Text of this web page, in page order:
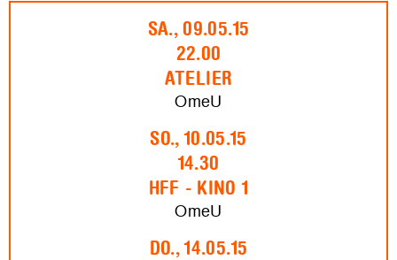
SA., 09.05.15
22.00
ATELIER
OmeU
SO., 10.05.15
14.30
HFF - KINO 1
OmeU
DO., 14.05.15